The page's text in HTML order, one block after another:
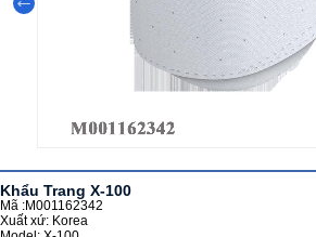
Khẩu Trang X-100
Mã :M001162342
Xuất xứ: Korea